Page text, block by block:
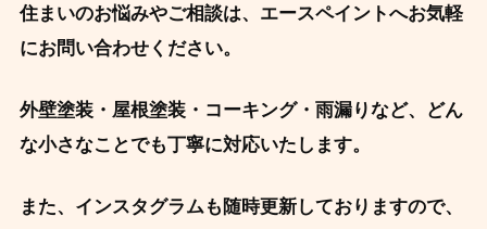
住まいのお悩みやご相談は、エースペイントへお気軽
にお問い合わせください。
外壁塗装・屋根塗装・コーキング・雨漏りなど、どん
な小さなことでも丁寧に対応いたします。
また、インスタグラムも随時更新しておりますので、